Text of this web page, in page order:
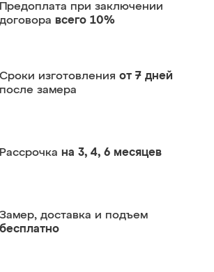
Предоплата при заключении
договора всего 10%
Сроки изготовления от 7 дней
после замера
Рассрочка на 3, 4, 6 месяцев
Замер, доставка и подъем
бесплатно